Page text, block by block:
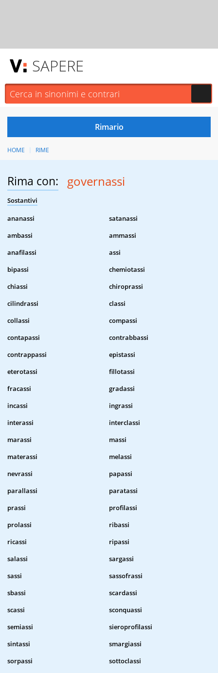
SAPERE
HOME RIME
Rima con: governassi
Sostantivi
ananassi
satanassi
ambassi
ammassi
anafilassi
assi
bipassi
chemiotassi
chiassi
chiroprassi
cilindrassi
classi
collassi
compassi
contapassi
contrabbassi
contrappassi
epistassi
eterotassi
fillotassi
fracassi
gradassi
incassi
ingrassi
interassi
interclassi
marassi
massi
materassi
melassi
nevrassi
papassi
parallassi
paratassi
prassi
profilassi
prolassi
ribassi
ricassi
ripassi
salassi
sargassi
sassi
sassofrassi
sbassi
scardassi
scassi
sconquassi
semiassi
sieroprofilassi
sintassi
smargiassi
sorpassi
sottoclassi